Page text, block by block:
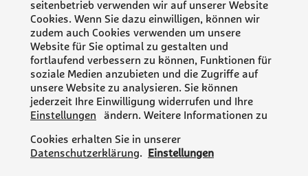
KONTAKT
Folgen Sie Phytolab
seitenbetrieb verwenden wir auf unserer Website
Cookies. Wenn Sie dazu einwilligen, können wir
zudem auch Cookies verwenden um unsere
Website für Sie optimal zu gestalten und
fortlaufend verbessern zu können, Funktionen für
soziale Medien anzubieten und die Zugriffe auf
unsere Website zu analysieren. Sie können
jederzeit Ihre Einwilligung widerrufen und Ihre
Einstellungen
ändern. Weitere Informationen zu
Cookies erhalten Sie in unserer
Datenschutzerklärung. Einstellungen